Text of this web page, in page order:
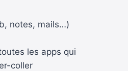
notes, mails…)
les apps qui
coller